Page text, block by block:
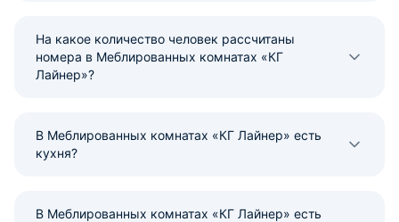
На какое количество человек рассчитаны
номера в Меблированных комнатах «КГ
Лайнер»?
В Меблированных комнатах «КГ Лайнер» есть
кухня?
В Меблированных комнатах «КГ Лайнер» есть